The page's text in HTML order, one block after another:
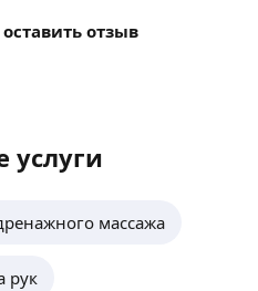
отзыв
услуги
массажа
рук